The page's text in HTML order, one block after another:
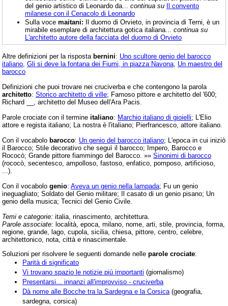
del genio artistico di Leonardo da... continua su Il convento
milanese con il Cenacolo di Leonardo
Sulla voce maitani: Il duomo di Orvieto, in provincia di Terni, è un
mirabile esemplare di architettura gotica italiana... continua su
L'architetto autore della facciata del duomo di Orvieto
Altre definizioni per la risposta bernini: Uno scultore genio del barocco
italiano Gli si deve la fontana dei Fiumi, in piazza Navona Un maestro del
barocco
Definizioni che puoi trovare nei cruciverba e che contengono la parola
architetto: Storico architetto di ville; Famoso pittore e architetto del '600;
Richard __, architetto del Museo dell'Ara Pacis.
Parole crociate con il termine italiano: Marchio italiano di gioielli; L'Elio
attore e regista italiano; La nostra è l'italiano; Pierfrancesco, attore italiano.
Con il vocabolo barocco: Un genio del barocco italiano; L'epoca in cui iniziò
il Barocco; Stile decorativo che seguì il barocco; Impero, Barocco e
Rococò; Grande pittore fiammingo del Barocco. »» Sinonimi di barocco
(rococò, secentesco, ampolloso, fastoso, enfatico, pomposo, artificioso,
...).
Con il vocabolo genio: Aveva un genio nella lampada; Fu un genio
ineguagliato; Soldato del Genio militare; Il casato di un genio pisano; Un
genio della musica; Tecnici del Genio Civile.
Temi e categorie: italia, rinascimento, architettura.
Parole associate: località, epoca, milano, nome, arti, stile, provincia, forma,
regione, grande, lago, cupola, sicilia, chiesa, pittore, centro, celebre,
architettonico, nota, città e rinascimentale.
Soluzioni per risolvere le seguenti domande nelle parole crociate:
Parità di significato
Vi trovano spazio le notizie più importanti (giornalismo)
Presentarsi... innanzi all'improvviso - cruciverba
Dà nome alle Bocche tra la Sardegna e la Corsica (geografia,
sardegna, corsica)